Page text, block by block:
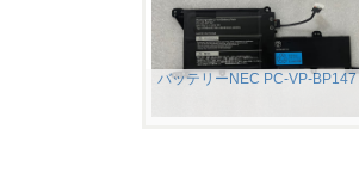
バッテリーNEC PC-VP-BP147